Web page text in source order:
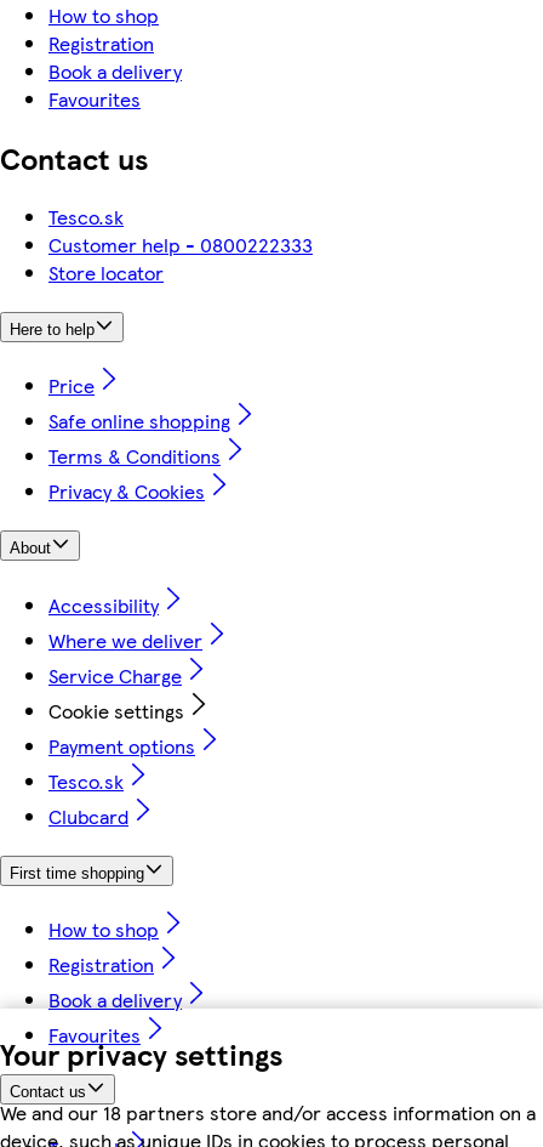
Your privacy settings
We and our 18 partners store and/or access information on a
device, such as unique IDs in cookies to process personal
How to shop
Registration
Book a delivery
Favourites
Contact us
Tesco.sk
Customer help - 0800222333
Store locator
Here to help
Price
Safe online shopping
Terms & Conditions
Privacy & Cookies
About
Accessibility
Where we deliver
Service Charge
Cookie settings
Payment options
Tesco.sk
Clubcard
First time shopping
How to shop
Registration
Book a delivery
Favourites
Contact us